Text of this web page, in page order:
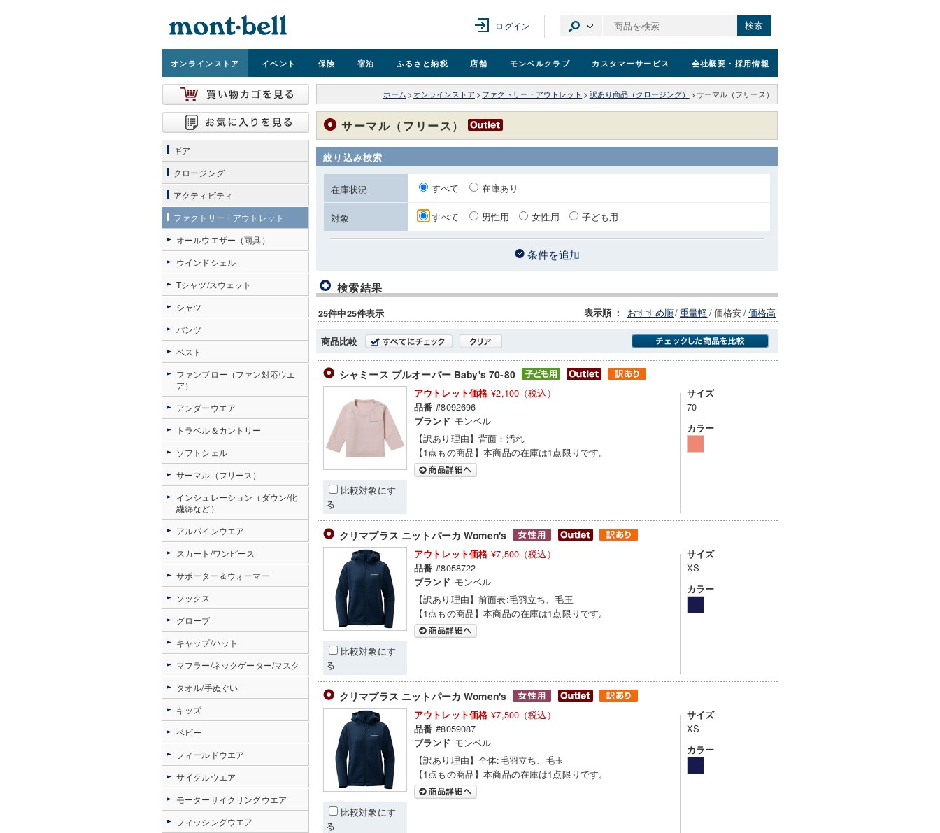
ログイン 検索
オンラインストア イベント 保険 宿泊 ふるさと納税 店舗 モンベルクラブ カスタマーサービス 会社概要 ・採用情報
ホーム > オンラインストア > ファクトリー・アウトレット > 訳あり商品（クロージング） > サーマル（フリース）
サーマル（フリース）
絞り込み検索
在庫状況 すべて 在庫あり
対象 すべて 男性用 女性用 子ども用
条件を追加
検索結果
25件中25件表示 表示順 ： おすすめ順/重量軽/価格安/価格高
商品比較
シャミース プルオーバー Baby's 70-80
比較対象にす
る
アウトレット価格 ¥2,100（税込）
品番 #8092696
ブランド モンベル
【訳あり理由】背面：汚れ
【1点もの商品】本商品の在庫は1点限りです。
サイズ
70
カラー
クリマプラス ニットパーカ Women's
比較対象にす
る
アウトレット価格 ¥7,500（税込）
品番 #8058722
ブランド モンベル
【訳あり理由】前面表:毛羽立ち、毛玉
【1点もの商品】本商品の在庫は1点限りです。
サイズ
XS
カラー
クリマプラス ニットパーカ Women's
比較対象にす
る
アウトレット価格 ¥7,500（税込）
品番 #8059087
ブランド モンベル
【訳あり理由】全体:毛羽立ち、毛玉
【1点もの商品】本商品の在庫は1点限りです。
サイズ
XS
カラー
ギア
クロージング
アクティビティ
ファクトリー・アウトレット
オールウエザー（雨具）
ウインドシェル
Tシャツ/スウェット
シャツ
パンツ
ベスト
ファンブロー（ファン対応ウエ
ア）
アンダーウエア
トラベル＆カントリー
ソフトシェル
サーマル（フリース）
インシュレーション（ダウン/化
繊綿など）
アルパインウエア
スカート/ワンピース
サポーター＆ウォーマー
ソックス
グローブ
キャップ/ハット
マフラー/ネックゲーター/マスク
タオル/手ぬぐい
キッズ
ベビー
フィールドウエア
サイクルウエア
モーターサイクリングウエア
フィッシングウエア